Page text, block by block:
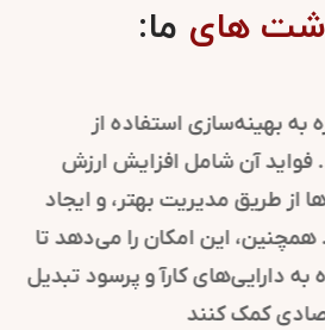
های ما:
نقش کلیدی در شکل‌گیری و
فرایند با مدیریت ارتباطات و
شهرت سازمان را تقویت می‌کند.
به موقعیت‌یابی برند کمک
را به ذینفعان می‌رسانند.
روابط عمومی کلیدی است تا